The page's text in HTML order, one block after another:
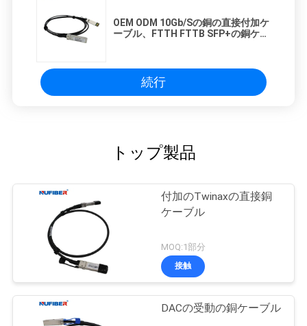
OEM ODM 10Gb/Sの銅の直接付加ケ
ーブル、FTTH FTTB SFP+の銅ケー
続行
トップ製品
付加のTwinaxの直接銅
ケーブル
MOQ:1部分
接触
DACの受動の銅ケーブル